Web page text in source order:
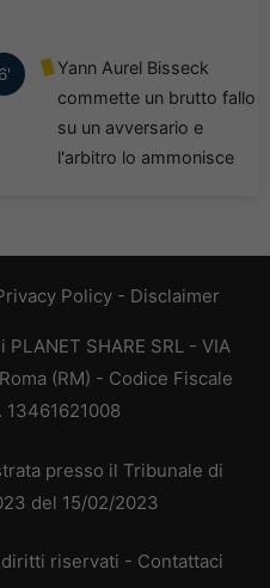
6'
Yann Aurel Bisseck
commette un brutto fallo
su un avversario e
l'arbitro lo ammonisce
Policy - Disclaimer
SHARE SRL - VIA
(RM) - Codice Fiscale
13461621008
presso il Tribunale di
del 15/02/2023
riservati - Contattaci